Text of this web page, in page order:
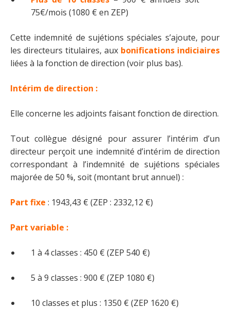
75€/mois (1080 € en ZEP)
Cette indemnité de sujétions spéciales s’ajoute, pour
les directeurs titulaires, aux bonifications indiciaires
liées à la fonction de direction (voir plus bas).
Intérim de direction :
Elle concerne les adjoints faisant fonction de direction.
Tout collègue désigné pour assurer l’intérim d’un
directeur perçoit une indemnité d’intérim de direction
correspondant à l’indemnité de sujétions spéciales
majorée de 50 %, soit (montant brut annuel) :
Part fixe : 1943,43 € (ZEP : 2332,12 €)
Part variable :
1 à 4 classes : 450 € (ZEP 540 €)
5 à 9 classes : 900 € (ZEP 1080 €)
10 classes et plus : 1350 € (ZEP 1620 €)